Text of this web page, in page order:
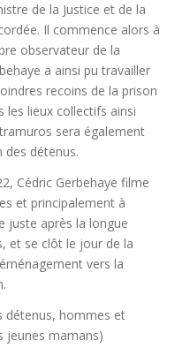
de la Justice et de la
Il commence alors à
observateur de la
a ainsi pu travailler
recoins de la prison
les lieux collectifs ainsi
sera également
des détenus.
Cédric Gerbehaye filme
et principalement à
juste après la longue
et se clôt le jour de la
vers la
détenus, hommes et
jeunes mamans)